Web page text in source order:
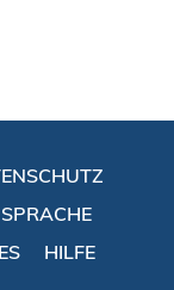
HILFE